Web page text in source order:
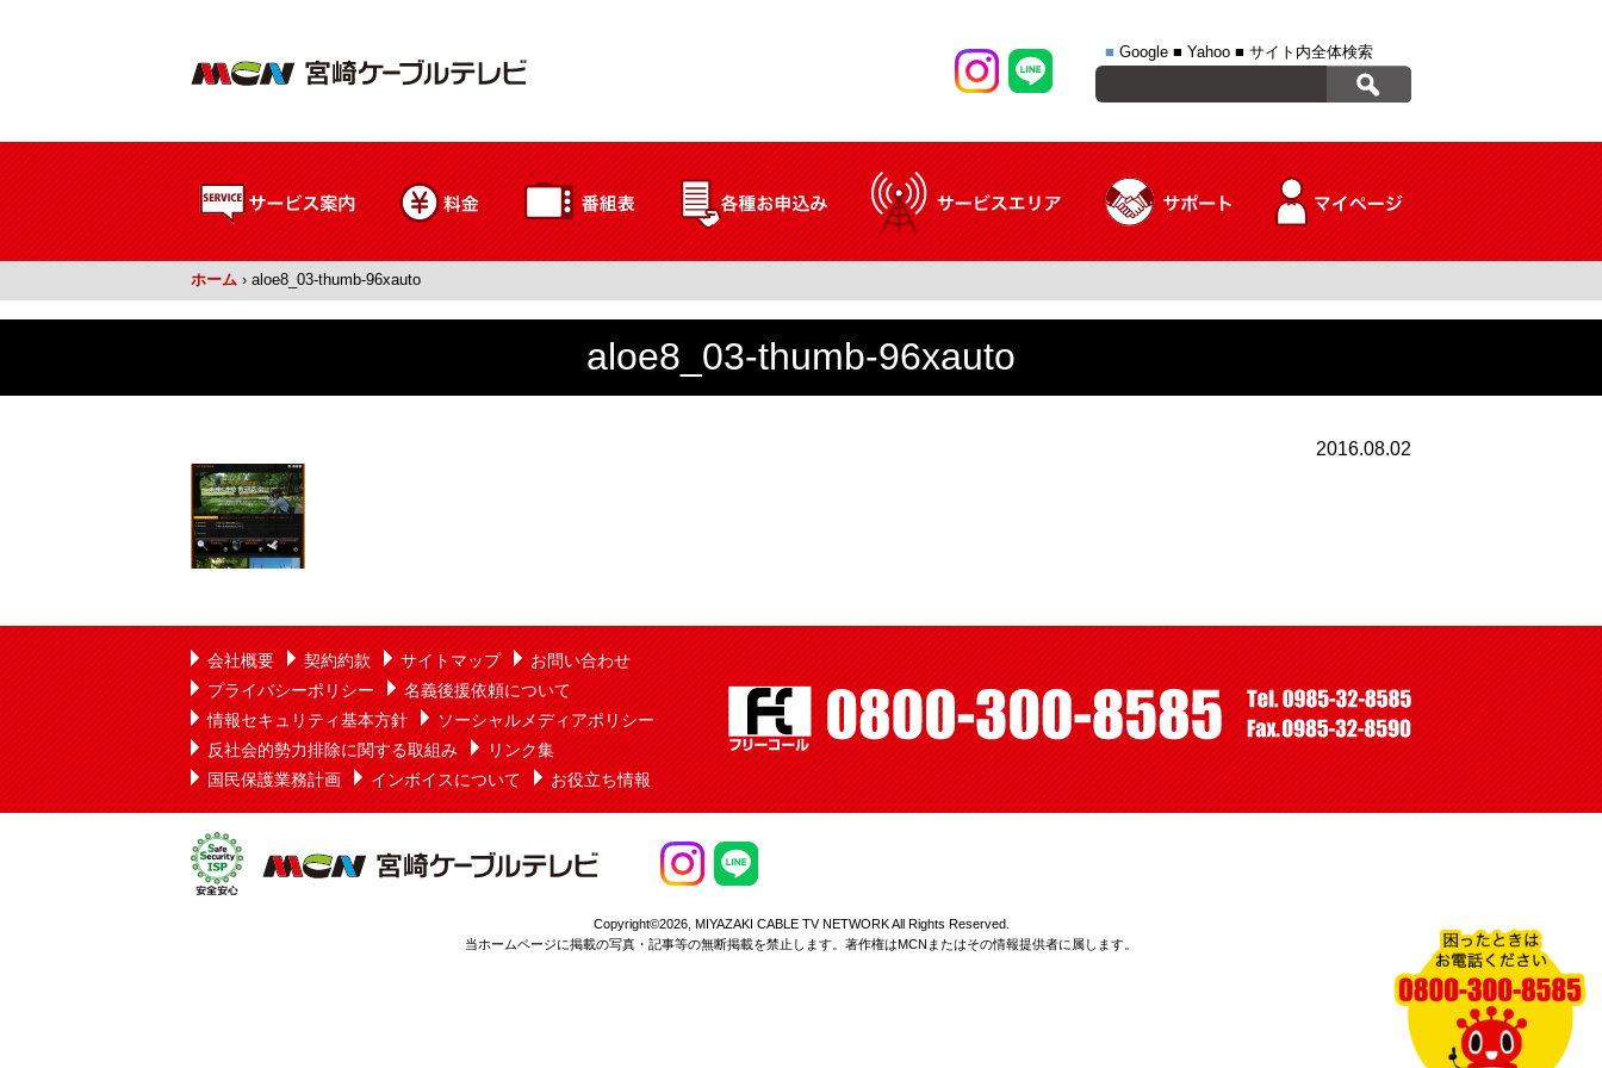
■ Google ■ Yahoo ■ サイト内全体検索
ホーム › aloe8_03-thumb-96xauto
aloe8_03-thumb-96xauto
2016.08.02
会社概要 契約約款 サイトマップ
お問い合わせ
プライバシーポリシー
名義後援依頼について
情報セキュリティ基本方針
ソーシャルメディアポリシー
反社会的勢力排除に関する取組み
リンク集
国民保護業務計画
インボイスについて お役立ち情報
Copyright©2026, MIYAZAKI CABLE TV NETWORK All Rights Reserved.
当ホームページに掲載の写真・記事等の無断掲載を禁止します。著作権はMCNまたはその情報提供者に属します。